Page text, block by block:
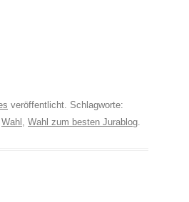
veröffentlicht. Schlagworte:
Wahl , Wahl zum besten Jurablog.